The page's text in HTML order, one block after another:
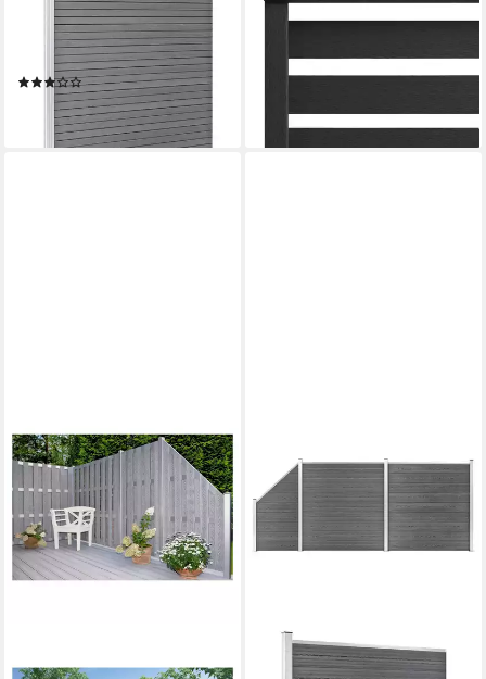
Gartenzaun WPC Zaun-Set 3
Quadrate + 1 Schräge
619x186 cm Grau, (1-St)
(2)
ab 1.051,99 €
lieferbar - in 4-5 Werktagen bei dir
Gartenzaun Zaunelement
(1-St)